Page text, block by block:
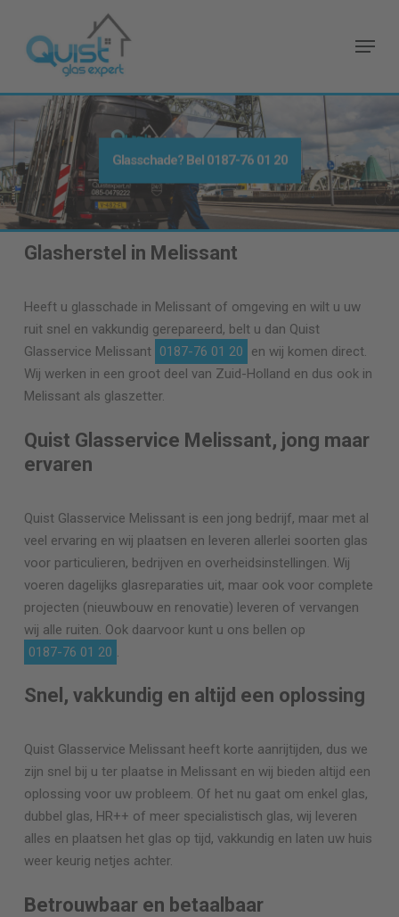
main
Menu
Glasschade? Bel 0187-76 01 20
Glasherstel in Melissant
Heeft u glasschade in Melissant of omgeving en wilt u uw
ruit snel en vakkundig gerepareerd, belt u dan Quist
Glasservice Melissant 0187-76 01 20
en wij komen direct.
Wij werken in een groot deel van Zuid-Holland en dus ook in
Melissant als glaszetter.
Quist Glasservice Melissant, jong maar
ervaren
Quist Glasservice Melissant is een jong bedrijf, maar met al
veel ervaring en wij plaatsen en leveren allerlei soorten glas
voor particulieren, bedrijven en overheidsinstellingen. Wij
voeren dagelijks glasreparaties uit, maar ook voor complete
projecten (nieuwbouw en renovatie) leveren of vervangen
wij alle ruiten. Ook daarvoor kunt u ons bellen op
0187-76 01 20 .
Snel, vakkundig en altijd een oplossing
Quist Glasservice Melissant heeft korte aanrijtijden, dus we
zijn snel bij u ter plaatse in Melissant en wij bieden altijd een
oplossing voor uw probleem. Of het nu gaat om enkel glas,
dubbel glas, HR++ of meer specialistisch glas, wij leveren
alles en plaatsen het glas op tijd, vakkundig en laten uw huis
weer keurig netjes achter.
Betrouwbaar en betaalbaar